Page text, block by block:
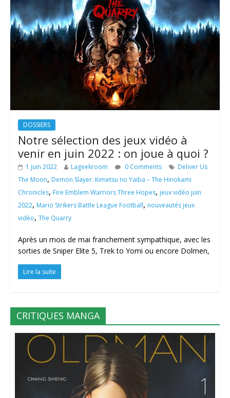
DOSSIERS
Notre sélection des jeux vidéo à
venir en juin 2022 : on joue à quoi ?
1 juin 2022 Lageekroom 0 Comments
Deliver Us
The Moon, Demon Slayer: Kimetsu no Yaiba – The Hinokami
Chronicles, Fire Emblem Warriors Three Hopes, jeux vidéo juin
2022, Mario Strikers Battle League Football, nouveautés jeux
vidéo, The Quarry
Après un mois de mai franchement sympathique, avec les
sorties de Sniper Elite 5, Trek to Yomi ou encore Dolmen,
Lire la suite
CRITIQUES MANGA